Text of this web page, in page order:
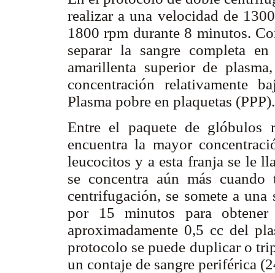
realizar a una velocidad de
1800 rpm durante 8 minutos.
separar la sangre completa
amarillenta superior de
concentración relativamente
Plasma pobre en plaquetas
Entre el paquete de
encuentra la mayor
leucocitos y a esta franja se le
se concentra aún más
centrifugación, se somete a
por 15 minutos para
aproximadamente 0,5 cc del
protocolo se puede duplicar o
un contaje de sangre periférica